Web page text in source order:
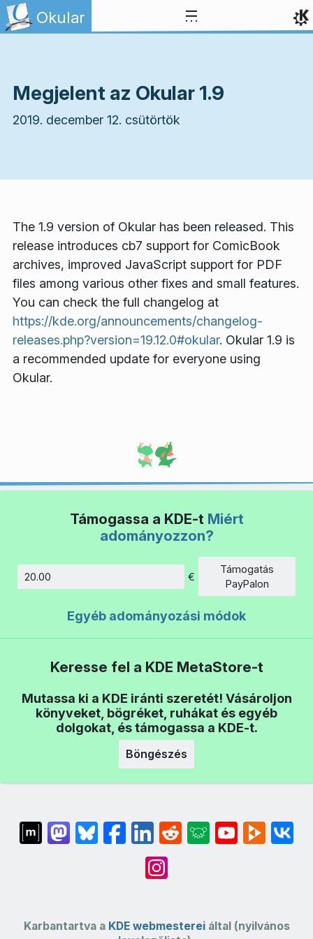
Ugrás a tartalomhoz
Okular
Megjelent az Okular 1.9
2019. december 12. csütörtök
The 1.9 version of Okular has been released. This
release introduces cb7 support for ComicBook
archives, improved JavaScript support for PDF
files among various other fixes and small features.
You can check the full changelog at
https://kde.org/announcements/changelog-
releases.php?version=19.12.0#okular. Okular 1.9 is
a recommended update for everyone using
Okular.
Támogassa a KDE-t Miért
adományozzon?
Összeg
€
Támogatás
PayPalon
Egyéb adományozási módok
Keresse fel a KDE MetaStore-t
Mutassa ki a KDE iránti szeretét! Vásároljon
könyveket, bögréket, ruhákat és egyéb
dolgokat, és támogassa a KDE-t.
Böngészés
Karbantartva a KDE webmestereiáltal (nyilvános